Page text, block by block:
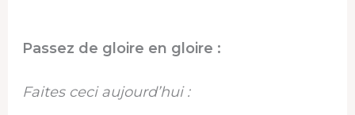
Passez de gloire en gloire :
Faites ceci aujourd’hui :